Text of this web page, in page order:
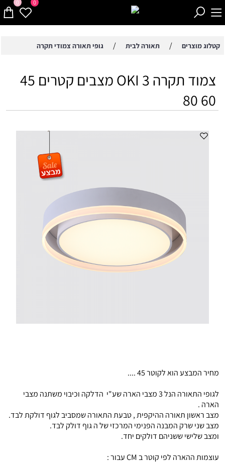
0 0
קטלוג מוצרים / תאורה לבית / גופי תאורה צמודי תקרה
צמוד תקרה OKI 3 מצבים קטרים 45
60 80
מחיר המבצע הוא לקוטר 45 ....
לגופי התאורה הנל 3 מצבי הארה שע"י הדלקה וכיבוי משתנה מצבי
הארה .
מצב ראשון תאורה ההיקפית , טבעת התאורה שמסביב לגוף דולקת לבד.
מצב שני שרק המבנה הפנימי המרכזי של ה גוף דולק לבד.
ומצב שלישי ששניהם דולקים יחד.
עוצמות ההארה לפי קוטר ב CM עבור :